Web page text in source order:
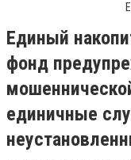
Единый
фонд
единичные